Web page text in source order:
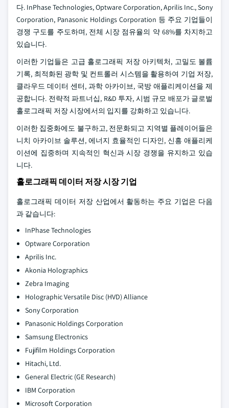
다. InPhase Technologies, Optware Corporation, Aprilis Inc., Sony
Corporation, Panasonic Holdings Corporation 등 주요 기업들이
경쟁 구도를 주도하며, 전체 시장 점유율의 약 68%를 차지하고
있습니다.
이러한 기업들은 고급 홀로그래픽 저장 아키텍처, 고밀도 볼륨
기록, 최적화된 광학 및 컨트롤러 시스템을 활용하여 기업 저장,
클라우드 데이터 센터, 과학 아카이브, 국방 애플리케이션을 제
공합니다. 전략적 파트너십, R&D 투자, 시범 규모 배포가 글로벌
홀로그래픽 저장 시장에서의 입지를 강화하고 있습니다.
이러한 집중화에도 불구하고, 전문화되고 지역별 플레이어들은
니치 아카이브 솔루션, 에너지 효율적인 디자인, 신흥 애플리케
이션에 집중하며 지속적인 혁신과 시장 경쟁을 유지하고 있습
니다.
홀로그래픽 데이터 저장 시장 기업
홀로그래픽 데이터 저장 산업에서 활동하는 주요 기업은 다음
과 같습니다:
InPhase Technologies
Optware Corporation
Aprilis Inc.
Akonia Holographics
Zebra Imaging
Holographic Versatile Disc (HVD) Alliance
Sony Corporation
Panasonic Holdings Corporation
Samsung Electronics
Fujifilm Holdings Corporation
Hitachi, Ltd.
General Electric (GE Research)
IBM Corporation
Microsoft Corporation